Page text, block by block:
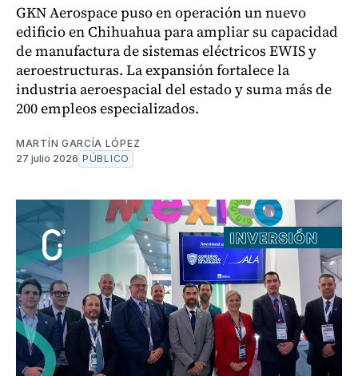
GKN Aerospace puso en operación un nuevo
edificio en Chihuahua para ampliar su capacidad
de manufactura de sistemas eléctricos EWIS y
aeroestructuras. La expansión fortalece la
industria aeroespacial del estado y suma más de
200 empleos especializados.
MARTÍN GARCÍA LÓPEZ
27 julio 2026 PÚBLICO